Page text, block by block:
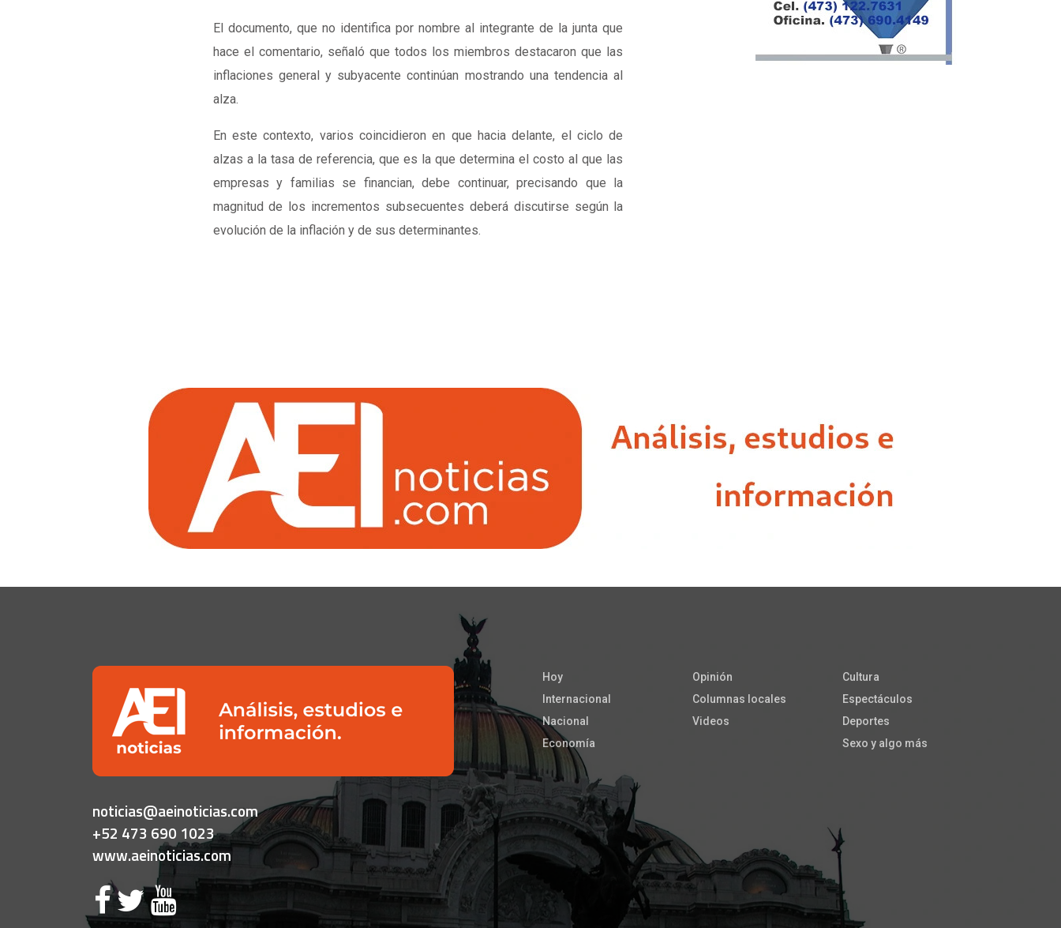
El documento, que no identifica por nombre al integrante de la junta que
hace el comentario, señaló que todos los miembros destacaron que las
inflaciones general y subyacente continúan mostrando una tendencia al
alza.
En este contexto, varios coincidieron en que hacia delante, el ciclo de
alzas a la tasa de referencia, que es la que determina el costo al que las
empresas y familias se financian, debe continuar, precisando que la
magnitud de los incrementos subsecuentes deberá discutirse según la
evolución de la inflación y de sus determinantes.
noticias@aeinoticias.com
+52 473 690 1023
www.aeinoticias.com
Hoy
Internacional
Nacional
Economía
Opinión
Columnas locales
Videos
Cultura
Espectáculos
Deportes
Sexo y algo más